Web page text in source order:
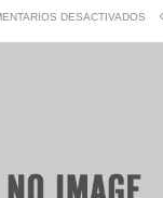
DESACTIVADOS